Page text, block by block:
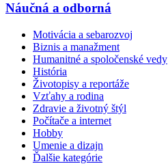
Náučná a odborná
Motivácia a sebarozvoj
Biznis a manažment
Humanitné a spoločenské vedy
História
Životopisy a reportáže
Vzťahy a rodina
Zdravie a životný štýl
Počítače a internet
Hobby
Umenie a dizajn
Ďalšie kategórie